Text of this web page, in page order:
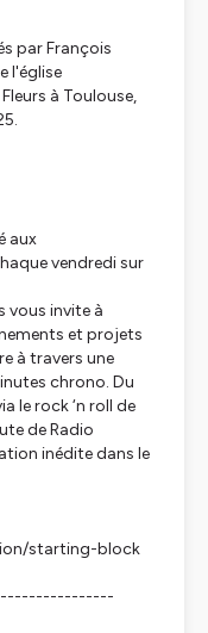
par François
l'église
à Toulouse,
aux
vendredi sur
vous invite à
et projets
à travers une
chrono. Du
le rock ‘n roll de
de Radio
inédite dans le
starting-block